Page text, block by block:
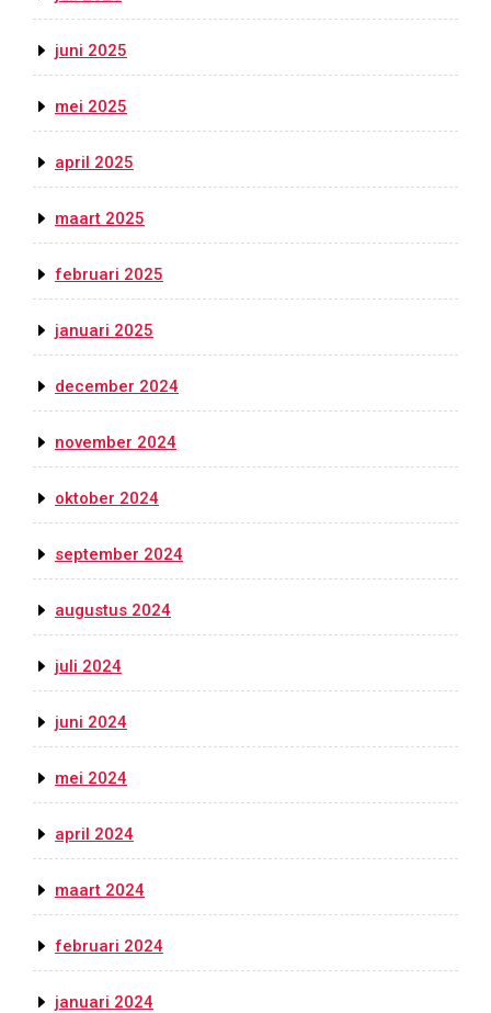
juni 2025
mei 2025
april 2025
maart 2025
februari 2025
januari 2025
december 2024
november 2024
oktober 2024
september 2024
augustus 2024
juli 2024
juni 2024
mei 2024
april 2024
maart 2024
februari 2024
januari 2024